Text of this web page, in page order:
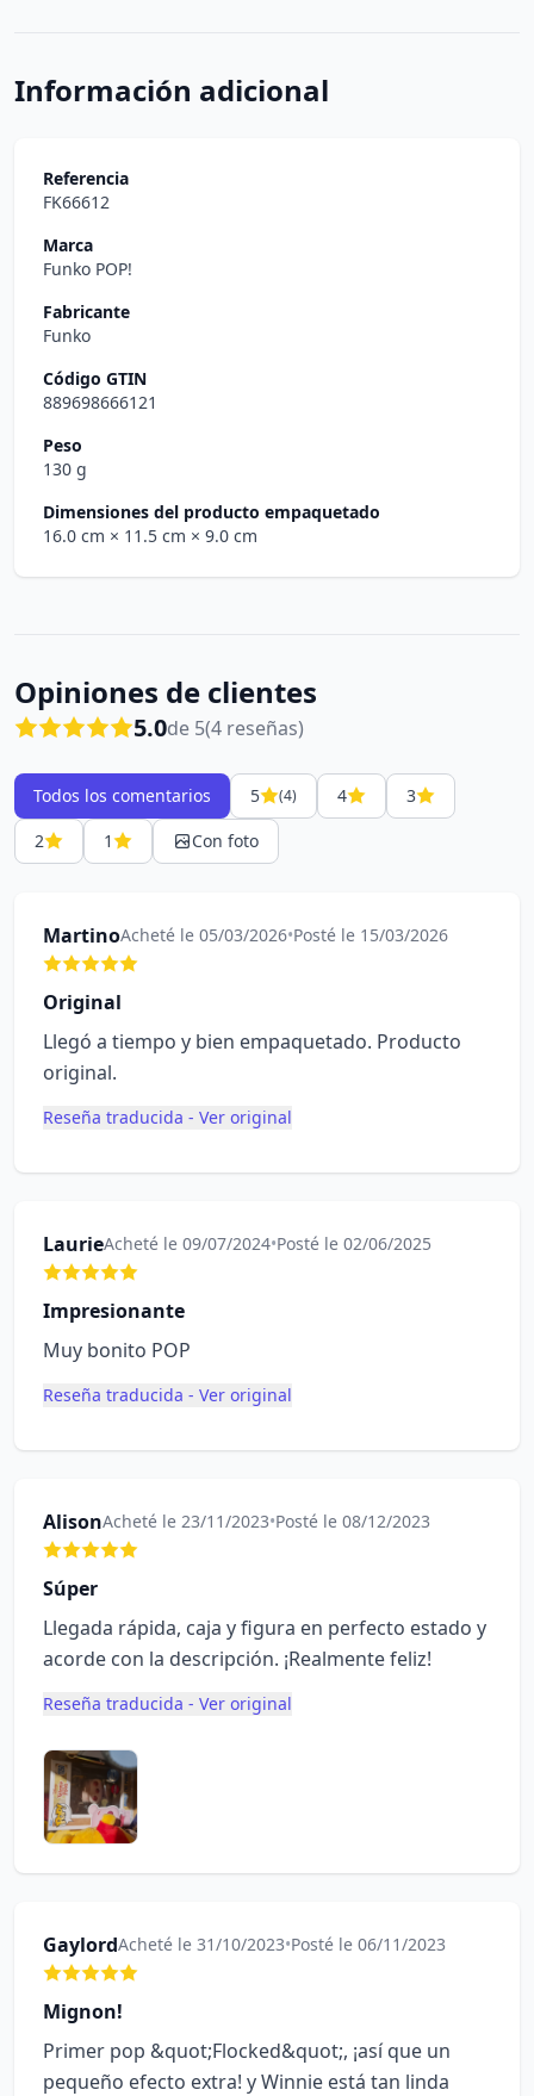
Información adicional
Referencia
FK66612
Marca
Funko POP!
Fabricante
Funko
Código GTIN
889698666121
Peso
130 g
Dimensiones del producto empaquetado
16.0 cm × 11.5 cm × 9.0 cm
Opiniones de clientes
5.0de 5(4 reseñas)
Todos los comentarios 5 (4) 4
3
2
1 Con foto
MartinoAcheté le 05/03/2026•Posté le 15/03/2026
Original
Llegó a tiempo y bien empaquetado. Producto
original.
Reseña traducida - Ver original
LaurieAcheté le 09/07/2024•Posté le 02/06/2025
Impresionante
Muy bonito POP
Reseña traducida - Ver original
AlisonAcheté le 23/11/2023•Posté le 08/12/2023
Súper
Llegada rápida, caja y figura en perfecto estado y
acorde con la descripción. ¡Realmente feliz!
Reseña traducida - Ver original
GaylordAcheté le 31/10/2023•Posté le 06/11/2023
Mignon!
Primer pop &quot;Flocked&quot;, ¡así que un
pequeño efecto extra! y Winnie está tan linda